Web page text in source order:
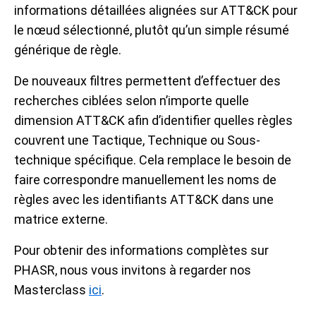
informations détaillées alignées sur ATT&CK pour
le nœud sélectionné, plutôt qu’un simple résumé
générique de règle.
De nouveaux filtres permettent d’effectuer des
recherches ciblées selon n’importe quelle
dimension ATT&CK afin d’identifier quelles règles
couvrent une Tactique, Technique ou Sous-
technique spécifique. Cela remplace le besoin de
faire correspondre manuellement les noms de
règles avec les identifiants ATT&CK dans une
matrice externe.
Pour obtenir des informations complètes sur
PHASR, nous vous invitons à regarder nos
Masterclass ici.